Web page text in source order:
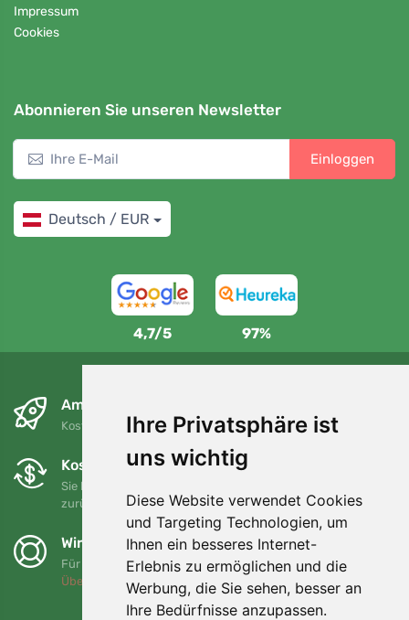
Ihre Privatsphäre ist
uns wichtig
Diese Website verwendet Cookies
und Targeting Technologien, um
Ihnen ein besseres Internet-
Erlebnis zu ermöglichen und die
Werbung, die Sie sehen, besser an
Ihre Bedürfnisse anzupassen.
Impressum
Cookies
Abonnieren Sie unseren Newsletter
Einloggen
Deutsch / EUR
4,7/5 97%
Am nächsten Tag und kostenlos
Kostenloser Versand für Bestellungen über 80 EUR
Kostenloser Umtausch und Rückgabe
Sie können Ihre Bestellung jederzeit innerhalb von 90 Tagen
zurückgeben oder umtauschen.
Wir unterstützen Trees.org
Für jede Bestellung pflanzen wir einen Baum! Mehr lesen
Über uns